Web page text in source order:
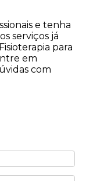
e tenha
serviços já
para
em
com